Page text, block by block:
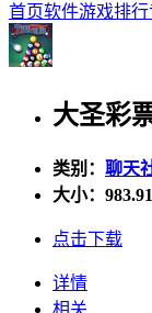
首页软件游戏排行
大圣彩
类别： 聊天
大小：
点击下载
详情
相关